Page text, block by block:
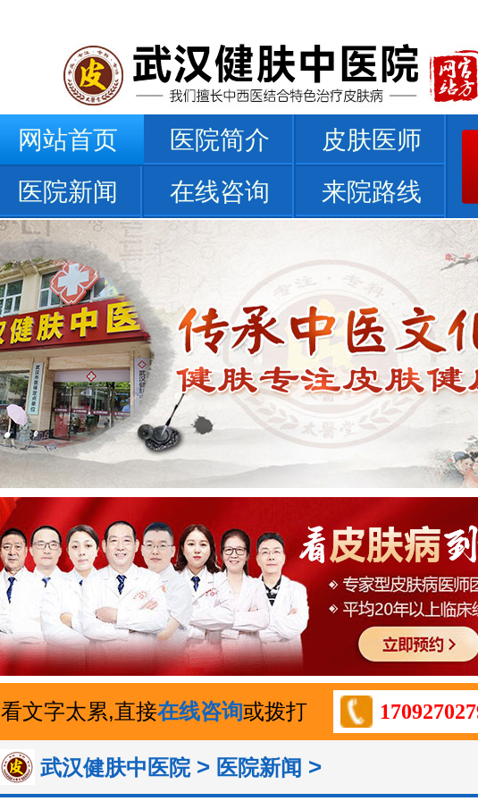
网站首页 医院简介
皮肤医师
医院新闻
在线咨询 来院路线
看文字太累,直接在线咨询或拨打
武汉健肤中医院> 医院新闻 >